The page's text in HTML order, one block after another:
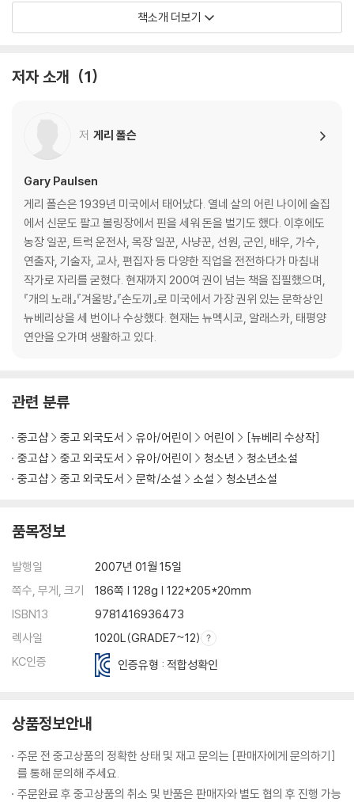
Suddenly, Brian finds himself alone in the Canadian wilderness
with nothing but a tattered Windbreaker and the hatchet his
has been tearing him apart since his parent's divorce. But now
Brian has no time for anger, self pity, or despair -- it will take al
For twenty years Gary Paulsen's award-winning contemporar
y classic has been the survival story with which all others are c
ompared. This new edition, with a reading group guide, will intr
oduce a new generation of readers to this page-turning, hear
t-stopping adventure.
책소개 더보기
저자 소개 1
저 게리 폴슨
Gary Paulsen
게리 폴슨은 1939년 미국에서 태어났다. 열네 살의 어린 나이에 술집
에서 신문도 팔고 볼링장에서 핀을 세워 돈을 벌기도 했다. 이후에도
농장 일꾼, 트럭 운전사, 목장 일꾼, 사냥꾼, 선원, 군인, 배우, 가수,
연출자, 기술자, 교사, 편집자 등 다양한 직업을 전전하다가 마침내
작가로 자리를 굳혔다. 현재까지 200여 권이 넘는 책을 집필했으며,
『개의 노래』『겨울방』『손도끼』로 미국에서 가장 권위 있는 문학상인
뉴베리상을 세 번이나 수상했다. 현재는 뉴멕시코, 알래스카, 태평양
연안을 오가며 생활하고 있다.
관련 분류
중고샵 중고 외국도서 유아/어린이 어린이
[뉴베리 수상작]
중고샵
중고 외국도서 유아/어린이 청소년
청소년소설
중고샵
중고 외국도서 문학/소설 소설 청소년소설
품목정보
발행일
2007년 01월 15일
쪽수, 무게, 크기
186쪽 | 128g | 122*205*20mm
ISBN13
9781416936473
렉사일
1020L(GRADE7~12)
KC인증
인증유형 : 적합성확인
상품정보안내
주문 전 중고상품의 정확한 상태 및 재고 문의는 [판매자에게 문의하기]
를 통해 문의해 주세요.
주문완료 후 중고상품의 취소 및 반품은 판매자와 별도 협의 후 진행 가능